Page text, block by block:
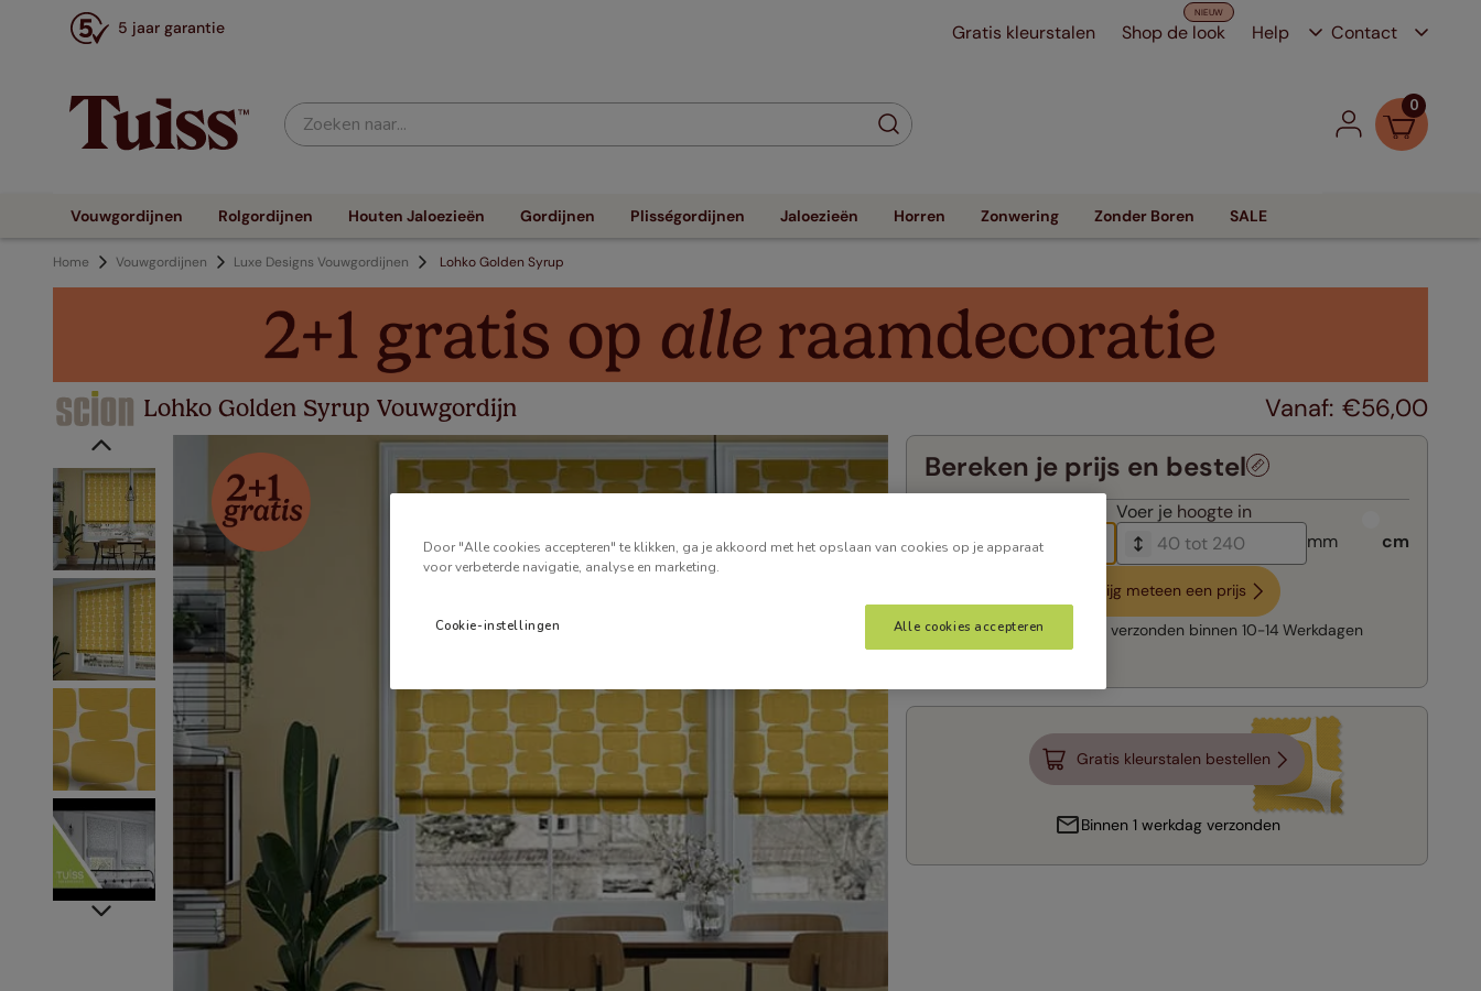
5 jaar garantie Gratis kleurstalen Shop de look Help Contact
Zoeken naar... 0
Vouwgordijnen Rolgordijnen Houten Jaloezieën Gordijnen Plisségordijnen Jaloezieën Horren Zonwering Zonder Boren SALE
Home Vouwgordijnen Luxe Designs Vouwgordijnen Lohko Golden Syrup
Lohko Golden Syrup Vouwgordijn €56,00
Bereken je prijs en bestel
Voer je hoogte in
mm
cm
Krijg meteen een prijs
Snelle levering:
verzonden binnen 10-14 Werkdagen
Gratis kleurstalen bestellen
Binnen 1 werkdag verzonden
Door "Alle cookies accepteren" te klikken, ga je akkoord met het opslaan van cookies op je apparaat
voor verbeterde navigatie, analyse en marketing.
Cookie-instellingen Alle cookies accepteren